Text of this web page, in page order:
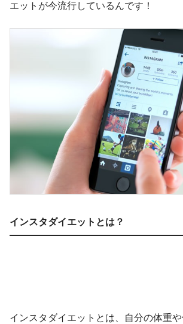
エットが今流行しているんです！
インスタダイエットとは？
インスタダイエットとは、自分の体重